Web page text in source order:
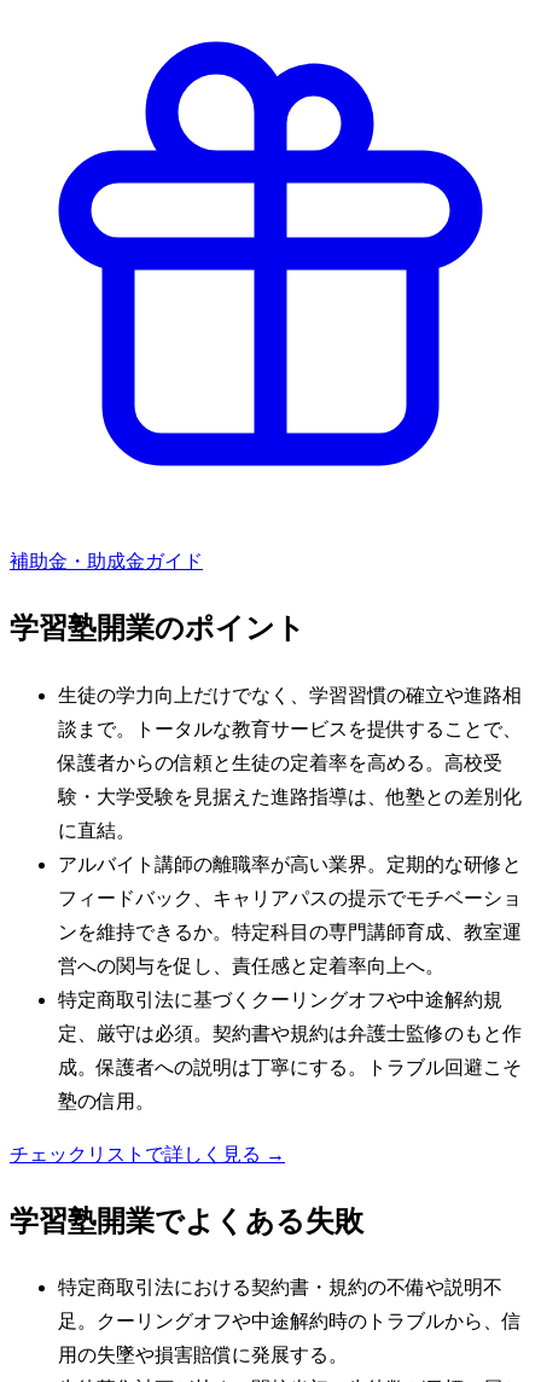
補助金・助成金ガイド
学習塾開業のポイント
生徒の学力向上だけでなく、学習習慣の確立や進路相
談まで。トータルな教育サービスを提供することで、
保護者からの信頼と生徒の定着率を高める。高校受
験・大学受験を見据えた進路指導は、他塾との差別化
に直結。
アルバイト講師の離職率が高い業界。定期的な研修と
フィードバック、キャリアパスの提示でモチベーショ
ンを維持できるか。特定科目の専門講師育成、教室運
営への関与を促し、責任感と定着率向上へ。
特定商取引法に基づくクーリングオフや中途解約規
定、厳守は必須。契約書や規約は弁護士監修のもと作
成。保護者への説明は丁寧にする。トラブル回避こそ
塾の信用。
チェックリストで詳しく見る →
学習塾開業でよくある失敗
特定商取引法における契約書・規約の不備や説明不
足。クーリングオフや中途解約時のトラブルから、信
用の失墜や損害賠償に発展する。